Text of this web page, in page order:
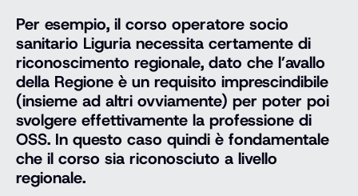
Per esempio, il corso operatore socio
sanitario Liguria necessita certamente di
riconoscimento regionale, dato che l’avallo
della Regione è un requisito imprescindibile
(insieme ad altri ovviamente) per poter poi
svolgere effettivamente la professione di
OSS. In questo caso quindi è fondamentale
che il corso sia riconosciuto a livello
regionale.